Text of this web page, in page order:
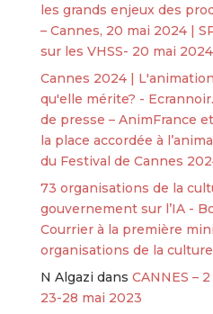
les grands enjeux des
– Cannes, 20 mai 2024 |
sur les VHSS- 20 mai 2024
Cannes 2024 |
qu'elle mérite? -
de presse – AnimFrance
la place accordée à
du Festival de Cannes
73 organisations de la
gouvernement sur l’IA -
Courrier à la première
organisations de la culture
N Algazi dans CANNES –
23-28 mai 2023